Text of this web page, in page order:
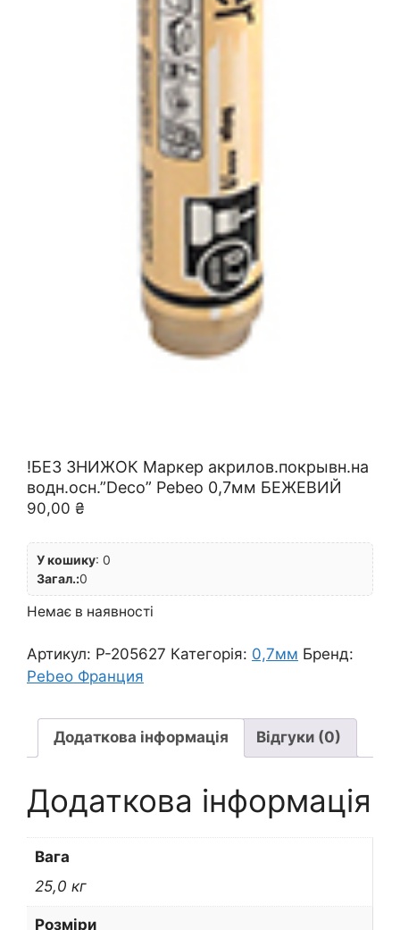
!БЕЗ ЗНИЖОК Маркер акрилов.покрывн.на
водн.осн.”Deco” Pebeo 0,7мм БЕЖЕВИЙ
90,00 ₴
У кошику: 0
Загал.:0
Немає в наявності
Артикул: P-205627 Категорія: 0,7мм Бренд:
Pebeo Франция
Додаткова інформація Відгуки (0)
Додаткова інформація
Вага
25,0 кг
Розміри